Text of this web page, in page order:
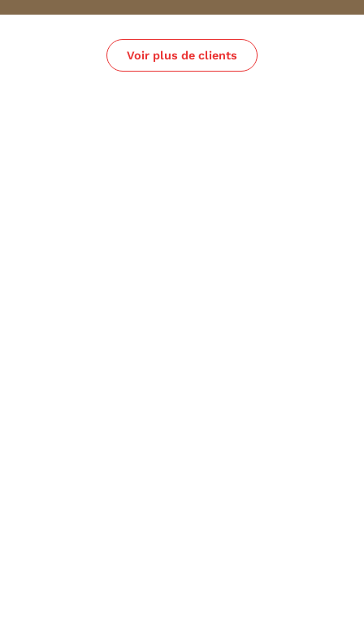
Voir plus de clients